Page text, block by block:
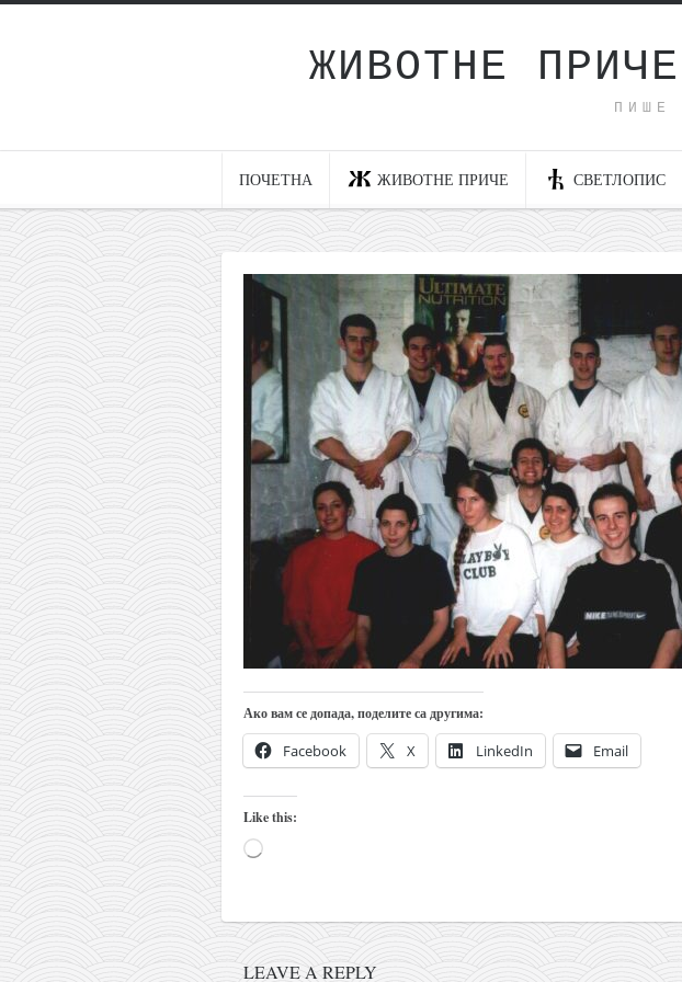
ЖИВОТНЕ
ПИШЕ
ПОЧЕТНА ЖИВОТНЕ ПРИЧЕ СВЕТЛОПИС
интернет пословање
исхраном до здравља
мој хаику
моменти и места
бонус садржај
светлопис
законоправило
духовни отац
православље
забрањена историја
ћирилица
породичне приче
прота Воја
уместо твитера
календар српски
азбуки и књиге
Окинава карате
најновије на блогу
моје белешке
историја каратеа
бубиши
карате
Ако вам се допада, поделите са другима:
Facebook X LinkedIn Email
Like this:
Loading…
LEAVE A REPLY